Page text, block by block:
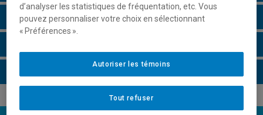
Horaire - Été 2026
d’analyser les statistiques de fréquentation, etc. Vous
pouvez personnaliser votre choix en sélectionnant
« Préférences ».
Tout refuser
Autoriser les témoins